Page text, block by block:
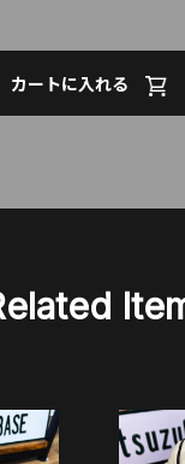
カートに入れる